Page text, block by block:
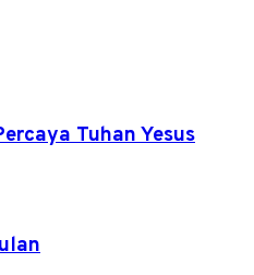
Tuhan Yesus